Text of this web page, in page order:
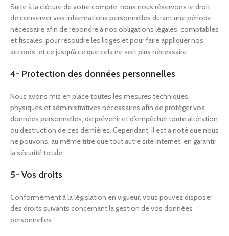
Suite à la clôture de votre compte, nous nous réservons le droit
de conserver vos informations personnelles durant une période
nécessaire afin de répondre à nos obligations légales, comptables
et fiscales, pour résoudre les litiges et pour faire appliquer nos
accords, et ce jusqu’à ce que cela ne soit plus nécessaire.
4- Protection des données personnelles
Nous avons mis en place toutes les mesures techniques,
physiques et administratives nécessaires afin de protéger vos
données personnelles, de prévenir et d’empêcher toute altération
ou destruction de ces dernières. Cependant, il est a noté que nous
ne pouvons, au même titre que tout autre site Internet, en garantir
la sécurité totale.
5- Vos droits
Conformément à la législation en vigueur, vous pouvez disposer
des droits suivants concernant la gestion de vos données
personnelles :